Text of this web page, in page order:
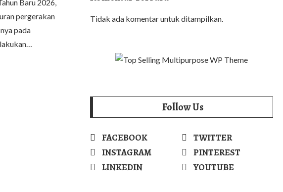
Baru 2026,
pergerakan
pada
Tidak ada komentar untuk ditampilkan.
Follow Us
FACEBOOK
TWITTER
INSTAGRAM
PINTEREST
LINKEDIN
YOUTUBE